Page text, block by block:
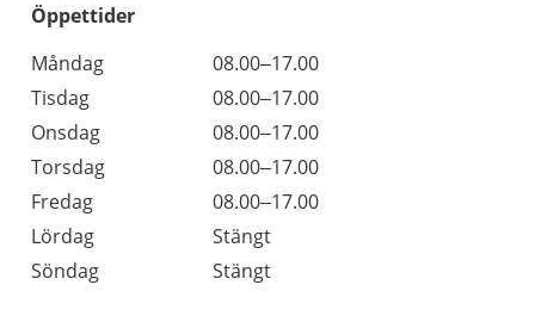
Öppettider
Dag
Öppettider
Kommentarer
Måndag
08.00–17.00
Tisdag
08.00–17.00
Onsdag
08.00–17.00
Torsdag
08.00–17.00
Fredag
08.00–17.00
Lördag
Stängt
Söndag
Stängt